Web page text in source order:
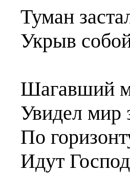
Туман
Укрыв
Шагавший
Увидел мир
По
Идут